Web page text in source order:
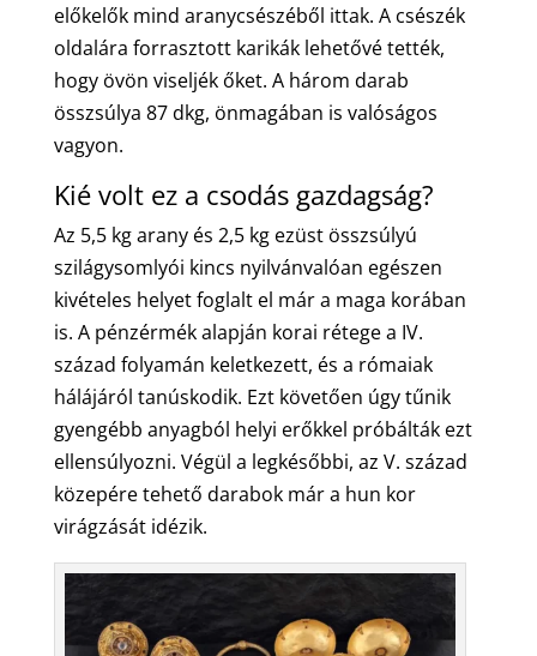
előkelők mind aranycsészéből ittak. A csészék
oldalára forrasztott karikák lehetővé tették,
hogy övön viseljék őket. A három darab
összsúlya 87 dkg, önmagában is valóságos
vagyon.
Kié volt ez a csodás gazdagság?
Az 5,5 kg arany és 2,5 kg ezüst összsúlyú
szilágysomlyói kincs nyilvánvalóan egészen
kivételes helyet foglalt el már a maga korában
is. A pénzérmék alapján korai rétege a IV.
század folyamán keletkezett, és a rómaiak
hálájáról tanúskodik. Ezt követően úgy tűnik
gyengébb anyagból helyi erőkkel próbálták ezt
ellensúlyozni. Végül a legkésőbbi, az V. század
közepére tehető darabok már a hun kor
virágzását idézik.